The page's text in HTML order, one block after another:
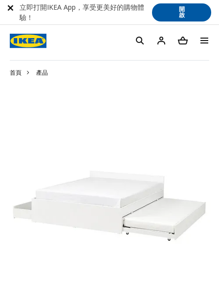
首頁 產品
立即打開IKEA App，享受更美好的購物體
驗！
開
啟